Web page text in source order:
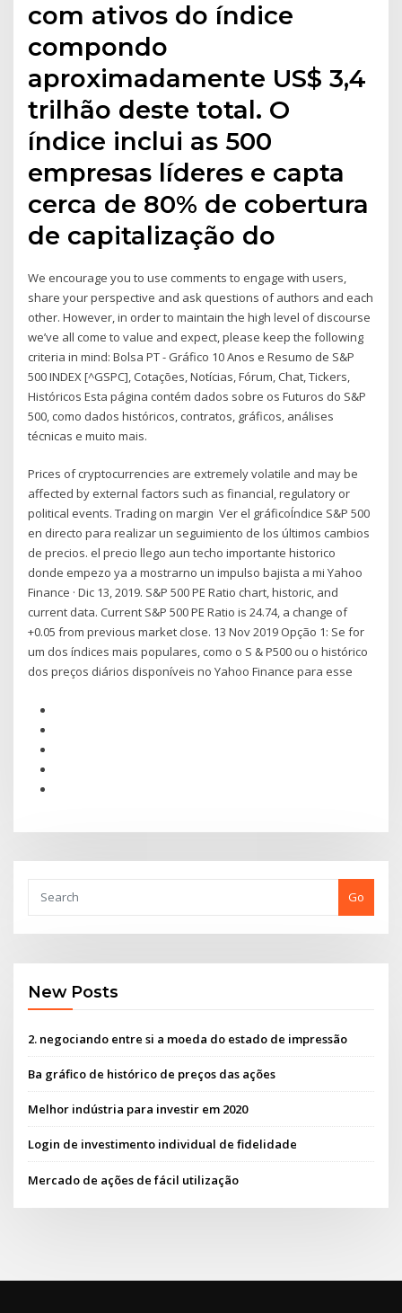
com ativos do índice
compondo
aproximadamente US$ 3,4
trilhão deste total. O
índice inclui as 500
empresas líderes e capta
cerca de 80% de cobertura
de capitalização do
We encourage you to use comments to engage with users,
share your perspective and ask questions of authors and each
other. However, in order to maintain the high level of discourse
we’ve all come to value and expect, please keep the following
criteria in mind: Bolsa PT - Gráfico 10 Anos e Resumo de S&P
500 INDEX [^GSPC], Cotações, Notícias, Fórum, Chat, Tickers,
Históricos Esta página contém dados sobre os Futuros do S&P
500, como dados históricos, contratos, gráficos, análises
técnicas e muito mais.
Prices of cryptocurrencies are extremely volatile and may be
affected by external factors such as financial, regulatory or
political events. Trading on margin Ver el gráficoÍndice S&P 500
en directo para realizar un seguimiento de los últimos cambios
de precios. el precio llego aun techo importante historico
donde empezo ya a mostrarno un impulso bajista a mi Yahoo
Finance · Dic 13, 2019. S&P 500 PE Ratio chart, historic, and
current data. Current S&P 500 PE Ratio is 24.74, a change of
+0.05 from previous market close. 13 Nov 2019 Opção 1: Se for
um dos índices mais populares, como o S & P500 ou o histórico
dos preços diários disponíveis no Yahoo Finance para esse
Go
New Posts
2. negociando entre si a moeda do estado de impressão
Ba gráfico de histórico de preços das ações
Melhor indústria para investir em 2020
Login de investimento individual de fidelidade
Mercado de ações de fácil utilização